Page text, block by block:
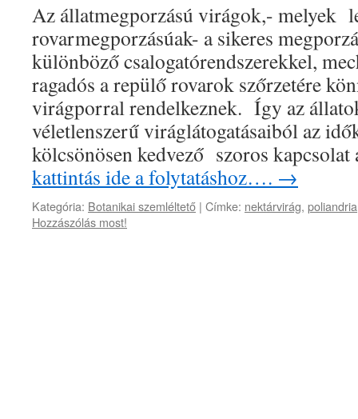
Az állatmegporzású virágok,- melyek
rovarmegporzásúak- a sikeres
különböző csalogatórendszerekkel,
ragadós a repülő rovarok szőrzetére
virágporral rendelkeznek. Így az
véletlenszerű viráglátogatásaiból az
kölcsönösen kedvező szoros
kattintás ide a folytatáshoz…. →
Kategória: Botanikai szemléltető | Címke: nektárvirág, poliandria
Hozzászólás most!